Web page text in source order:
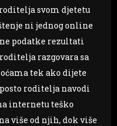
svom djetetu
ni jednog online
podatke rezultati
razgovara sa
tek ako dijete
roditelja navodi
internetu teško
više od njih, dok više